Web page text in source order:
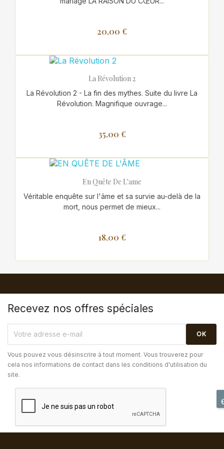
20,00 €
La Révolution 2
La Révolution 2 - La fin des mythes. Suite du livre La
Révolution. Magnifique ouvrage...
35,00 €
En Quête De L'ame
Véritable enquête sur l'âme et sa survie au-delà de la
mort, nous permet de mieux...
18,00 €
Recevez nos offres spéciales
Vous pouvez vous désinscrire à tout moment. Vous trouverez pour
cela nos informations de contact dans les conditions d'utilisation du
site.